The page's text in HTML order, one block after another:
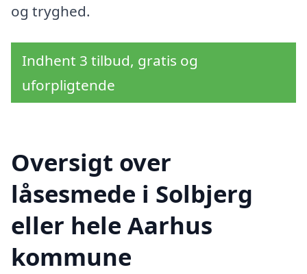
og tryghed.
Indhent 3 tilbud, gratis og
uforpligtende
Oversigt over
låsesmede i Solbjerg
eller hele Aarhus
kommune